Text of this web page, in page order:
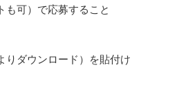
可）で応募すること
ダウンロード）を貼付け